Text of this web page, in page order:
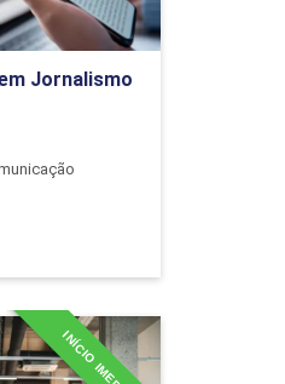
Jornalismo
em
Públicas